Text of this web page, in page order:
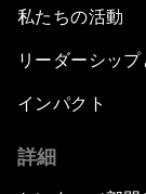
私たちの活動
リーダーシッ
インパクト
詳細